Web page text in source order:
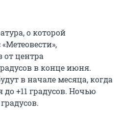
о которой
центра
в конце июня.
в начале месяца, когда
до +11 градусов. Ночью